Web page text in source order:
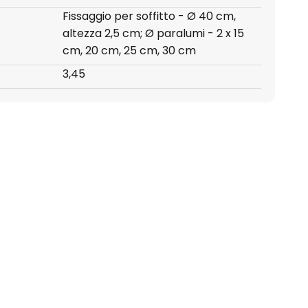
Fissaggio per soffitto - Ø 40 cm,
altezza 2,5 cm; Ø paralumi - 2 x 15
cm, 20 cm, 25 cm, 30 cm
3,45